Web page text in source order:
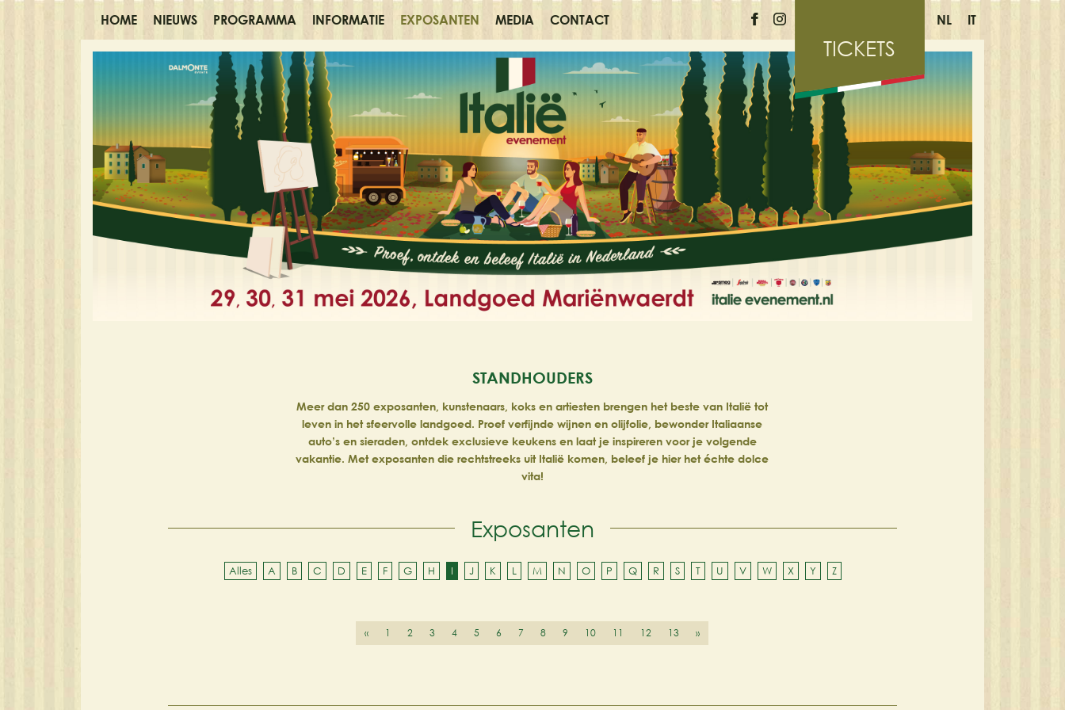
HOME NIEUWS PROGRAMMA INFORMATIE EXPOSANTEN MEDIA CONTACT NL IT
TICKETS
STANDHOUDERS
Meer dan 250 exposanten, kunstenaars, koks en artiesten brengen het beste van Italië tot
leven in het sfeervolle landgoed. Proef verfijnde wijnen en olijfolie, bewonder Italiaanse
auto’s en sieraden, ontdek exclusieve keukens en laat je inspireren voor je volgende
vakantie. Met exposanten die rechtstreeks uit Italië komen, beleef je hier het échte dolce
vita!
Exposanten
Alles A B C D E F G H I J K L M N O P Q R S T U V W X Y Z
« 1 2 3 4 5 6 7 8 9 10 11 12 13 »